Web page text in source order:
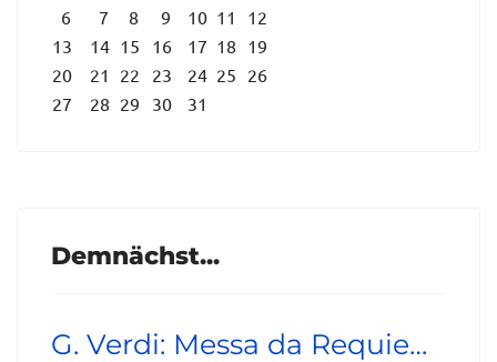
6
7 8 9 10 11
12
13
14 15 16 17 18 19
20
21 22 23 24 25 26
27
28 29 30 31
Demnächst...
G. Verdi: Messa da Requie…